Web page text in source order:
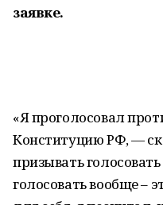
заявке.
«Я проголосовал
Конституцию РФ, —
призывать
голосовать вообще –